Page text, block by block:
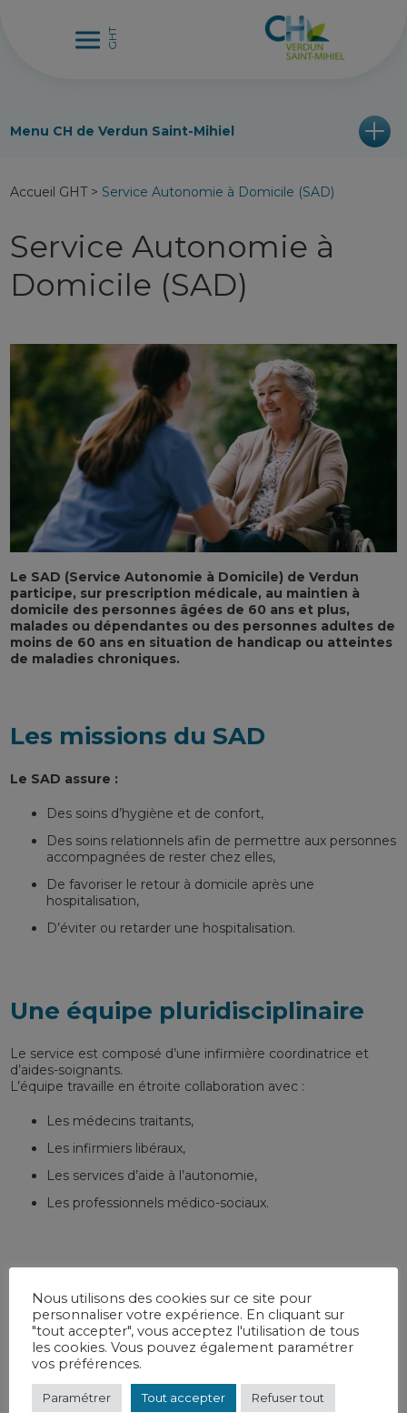
Menu CH de Verdun Saint-Mihiel
Accueil GHT> Service Autonomie à Domicile (SAD)
Service Autonomie à
Domicile (SAD)
Le SAD (Service Autonomie à Domicile) de Verdun
participe, sur prescription médicale, au maintien à
domicile des personnes âgées de 60 ans et plus,
malades ou dépendantes ou des personnes adultes de
moins de 60 ans en situation de handicap ou atteintes
de maladies chroniques.
Les missions du SAD
Le SAD assure :
Des soins d’hygiène et de confort,
Des soins relationnels afin de permettre aux personnes
accompagnées de rester chez elles,
De favoriser le retour à domicile après une
hospitalisation,
D’éviter ou retarder une hospitalisation.
Une équipe pluridisciplinaire
Le service est composé d’une infirmière coordinatrice et
d’aides-soignants.
L’équipe travaille en étroite collaboration avec :
Les médecins traitants,
Les infirmiers libéraux,
Les services d’aide à l’autonomie,
Les professionnels médico-sociaux.
Les modalités d’accueil et de
prise en charge
La demande de prise en charge peut être faite par le
patient lui-même, la famille, le médecin traitant, un
centre hospitalier, un service social…
Nous utilisons des cookies sur ce site pour
personnaliser votre expérience. En cliquant sur
"tout accepter", vous acceptez l'utilisation de tous
les cookies. Vous pouvez également paramétrer
vos préférences.
Paramétrer Tout accepter Refuser tout